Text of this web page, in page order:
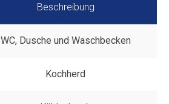
Beschreibung
WC, Dusche und Waschbecken
Kochherd